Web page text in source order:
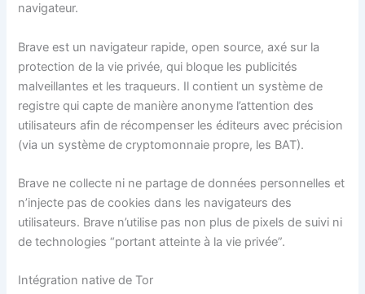
navigateur.
Brave est un navigateur rapide, open source, axé sur la
protection de la vie privée, qui bloque les publicités
malveillantes et les traqueurs. Il contient un système de
registre qui capte de manière anonyme l’attention des
utilisateurs afin de récompenser les éditeurs avec précision
(via un système de cryptomonnaie propre, les BAT).
Brave ne collecte ni ne partage de données personnelles et
n’injecte pas de cookies dans les navigateurs des
utilisateurs. Brave n’utilise pas non plus de pixels de suivi ni
de technologies “portant atteinte à la vie privée”.
Intégration native de Tor